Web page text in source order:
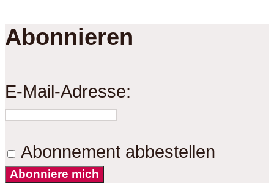
Abonnieren
E-Mail-Adresse:
Abonnement abbestellen
Abonniere mich